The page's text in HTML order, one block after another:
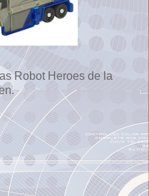
Robot Heroes de la